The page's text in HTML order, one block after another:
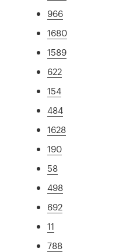
966
1680
1589
622
154
484
1628
190
58
498
692
11
788